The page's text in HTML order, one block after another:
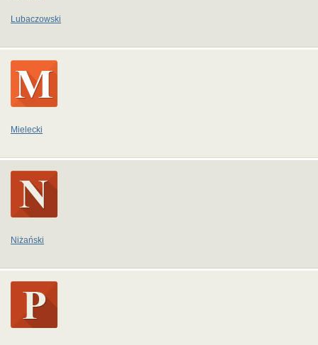
Lubaczowski
Mielecki
Niżański